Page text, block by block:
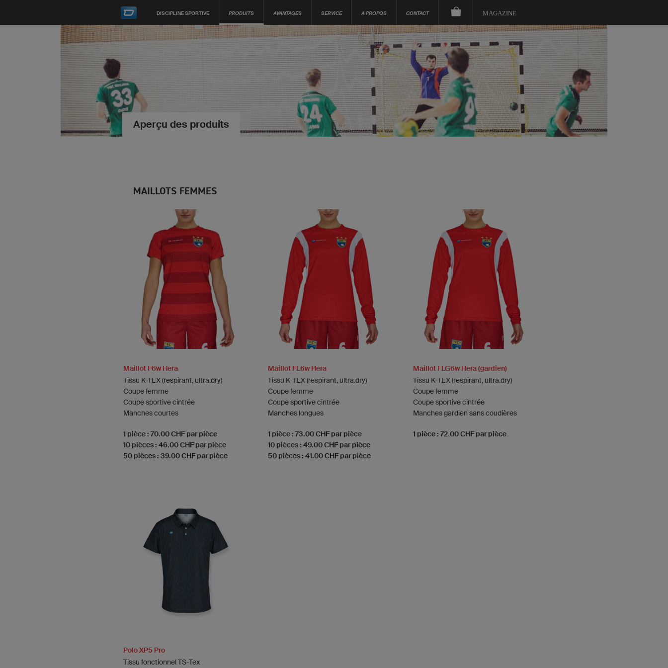
DISCIPLINE SPORTIVE PRODUITS AVANTAGES SERVICE A PROPOS CONTACT MAGAZINE
Aperçu des produits
MAILLOTS FEMMES
Maillot F6w Hera
Tissu K-TEX (respirant, ultra.dry)
Coupe femme
Coupe sportive cintrée
Manches courtes
1 pièce : 70.00 CHF par pièce
10 pièces : 46.00 CHF par pièce
50 pièces : 39.00 CHF par pièce
Maillot FL6w Hera
Tissu K-TEX (respirant, ultra.dry)
Coupe femme
Coupe sportive cintrée
Manches longues
1 pièce : 73.00 CHF par pièce
10 pièces : 49.00 CHF par pièce
50 pièces : 41.00 CHF par pièce
Maillot FLG6w Hera (gardien)
Tissu K-TEX (respirant, ultra.dry)
Coupe femme
Coupe sportive cintrée
Manches gardien sans coudières
1 pièce : 72.00 CHF par pièce
Polo XP5 Pro
Tissu fonctionnel TS-Tex